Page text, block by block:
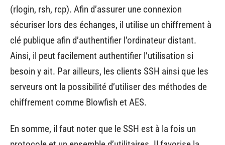
(rlogin, rsh, rcp). Afin d’assurer une connexion
sécuriser lors des échanges, il utilise un chiffrement à
clé publique afin d’authentifier l’ordinateur distant.
Ainsi, il peut facilement authentifier l’utilisation si
besoin y ait. Par ailleurs, les clients SSH ainsi que les
serveurs ont la possibilité d’utiliser des méthodes de
chiffrement comme Blowfish et AES.
En somme, il faut noter que le SSH est à la fois un